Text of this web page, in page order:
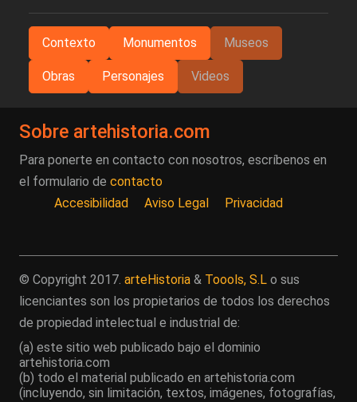
Contexto Monumentos Museos
Obras Personajes Videos
Sobre artehistoria.com
Para ponerte en contacto con nosotros, escríbenos en
el formulario de contacto
Accesibilidad
Aviso Legal Privacidad
© Copyright 2017. arteHistoria & Toools, S.L o sus
licenciantes son los propietarios de todos los derechos
de propiedad intelectual e industrial de:
(a) este sitio web publicado bajo el dominio
artehistoria.com
(b) todo el material publicado en artehistoria.com
(incluyendo, sin limitación, textos, imágenes, fotografías,